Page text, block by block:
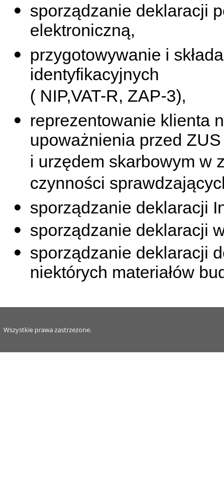
sporządzanie deklaracji
elektroniczną,
przygotowywanie i
identyfikacyjnych
( NIP,VAT-R, ZAP-3),
reprezentowanie klienta
upoważnienia przed ZUS
i urzędem skarbowym w
czynności
sporządzanie deklaracji
sporządzanie deklaracji
sporządzanie deklaracji
niektórych materiałów
Wszystkie prawa zastrzeżone.